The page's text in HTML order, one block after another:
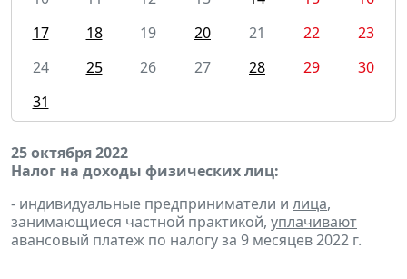
17
18 19 20 21 22
23
24
25 26 27 28 29
30
31
25 октября 2022
Налог на доходы физических лиц:
- индивидуальные предприниматели и лица,
занимающиеся частной практикой, уплачивают
авансовый платеж по налогу за 9 месяцев 2022 г.